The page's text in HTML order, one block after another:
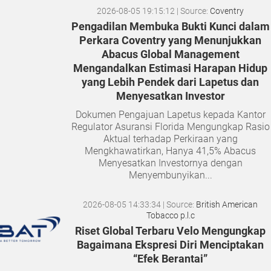
2026-08-05 19:15:12 | Source: Coventry
Pengadilan Membuka Bukti Kunci dalam
Perkara Coventry yang Menunjukkan
Abacus Global Management
Mengandalkan Estimasi Harapan Hidup
yang Lebih Pendek dari Lapetus dan
Menyesatkan Investor
Dokumen Pengajuan Lapetus kepada Kantor
Regulator Asuransi Florida Mengungkap Rasio
Aktual terhadap Perkiraan yang
Mengkhawatirkan, Hanya 41,5% Abacus
Menyesatkan Investornya dengan
Menyembunyikan...
2026-08-05 14:33:34 | Source: British American
Tobacco p.l.c
Riset Global Terbaru Velo Mengungkap
Bagaimana Ekspresi Diri Menciptakan
“Efek Berantai”